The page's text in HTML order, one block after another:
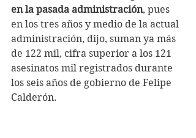
en la pasada administración, pues
en los tres años y medio de la actual
administración, dijo, suman ya más
de 122 mil, cifra superior a los 121
asesinatos mil registrados durante
los seis años de gobierno de Felipe
Calderón.